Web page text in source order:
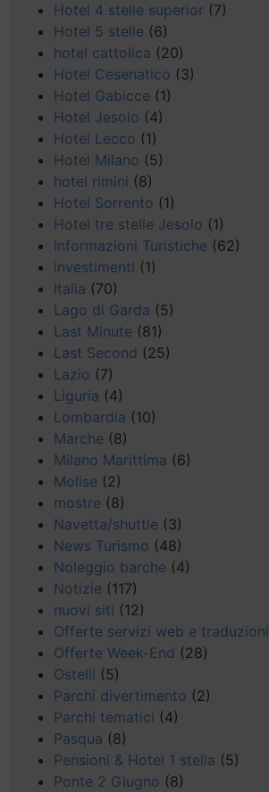
Hotel 4 stelle superior (7)
Hotel 5 stelle (6)
hotel cattolica (20)
Hotel Cesenatico (3)
Hotel Gabicce (1)
Hotel Jesolo (4)
Hotel Lecco (1)
Hotel Milano (5)
hotel rimini (8)
Hotel Sorrento (1)
Hotel tre stelle Jesolo (1)
Informazioni Turistiche (62)
investimenti (1)
Italia (70)
Lago di Garda (5)
Last Minute (81)
Last Second (25)
Lazio (7)
Liguria (4)
Lombardia (10)
Marche (8)
Milano Marittima (6)
Molise (2)
mostre (8)
Navetta/shuttle (3)
News Turismo (48)
Noleggio barche (4)
Notizie (117)
nuovi siti (12)
Offerte servizi web e traduzioni
Offerte Week-End (28)
Ostelli (5)
Parchi divertimento (2)
Parchi tematici (4)
Pasqua (8)
Pensioni & Hotel 1 stella (5)
Ponte 2 Giugno (8)